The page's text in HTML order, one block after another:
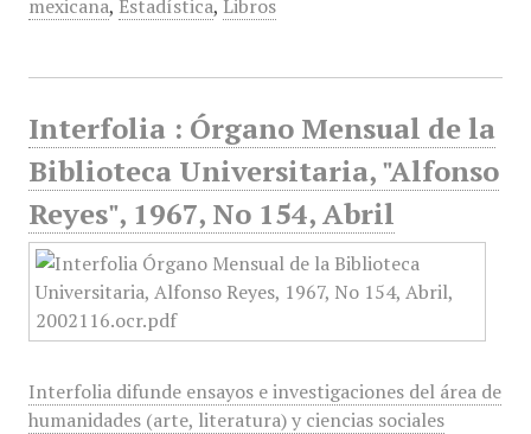
mexicana, Estadística, Libros
Interfolia : Órgano Mensual de la
Biblioteca Universitaria, "Alfonso
Reyes", 1967, No 154, Abril
Interfolia difunde ensayos e investigaciones del área de
humanidades (arte, literatura) y ciencias sociales